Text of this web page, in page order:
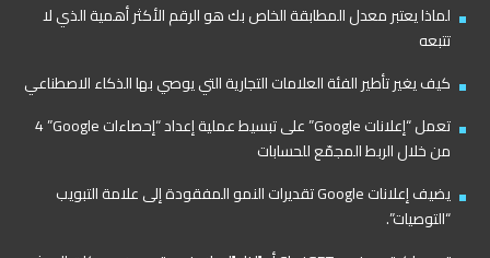
لماذا يعتبر معدل المطابقة الخاص بك هو الرقم الأكثر أهمية الذي لا
تتبعه
كيف يغير تأطير الفئة العلامات التجارية التي يوصي بها الذكاء الاصطناعي
تعمل “إعلانات Google” على تبسيط عملية إعداد “إحصاءات Google”‏ 4
من خلال الربط المجمّع للحسابات
يضيف إعلانات Google تقديرات النمو المفقودة إلى علامة التبويب
“التوصيات”.